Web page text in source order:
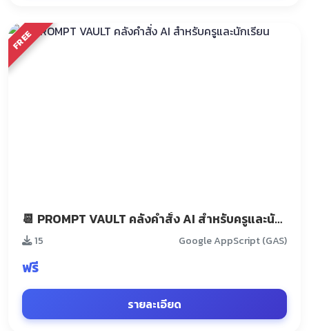
FREE
📆 PROMPT VAULT คลังคำสั่ง AI สำหรับครูและนักเรียน
15 Google AppScript (GAS)
ฟรี
รายละเอียด